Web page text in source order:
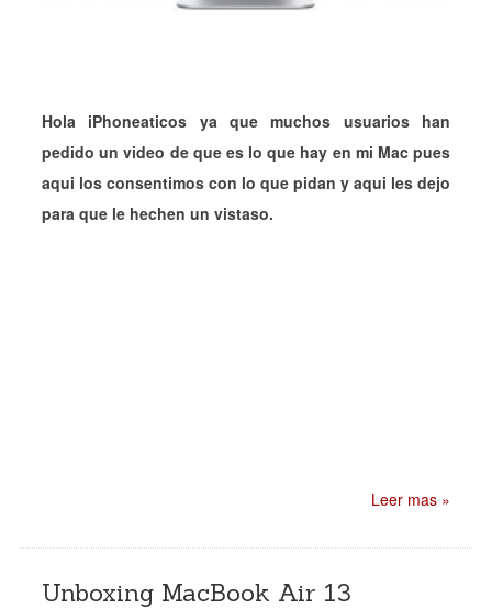
Hola iPhoneaticos ya que muchos usuarios han
pedido un video de que es lo que hay en mi Mac pues
aqui los consentimos con lo que pidan y aqui les dejo
para que le hechen un vistaso.
Leer mas »
Unboxing MacBook Air 13